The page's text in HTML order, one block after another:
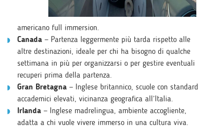
americano full immersion.
Canada — Partenza leggermente più tarda rispetto alle
altre destinazioni, ideale per chi ha bisogno di qualche
settimana in più per organizzarsi o per gestire eventuali
recuperi prima della partenza.
Gran Bretagna — Inglese britannico, scuole con standard
accademici elevati, vicinanza geografica all’Italia.
Irlanda — Inglese madrelingua, ambiente accogliente,
adatta a chi vuole vivere immerso in una cultura viva.